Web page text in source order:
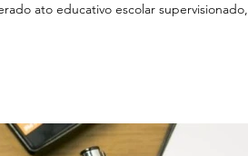
ato educativo escolar supervisionado,